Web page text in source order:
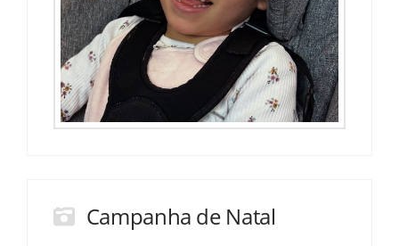
Campanha de Natal